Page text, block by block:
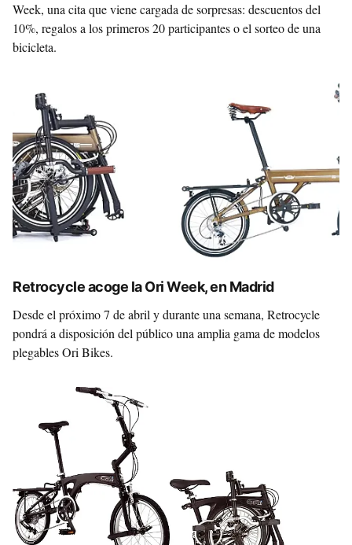
Week, una cita que viene cargada de sorpresas: descuentos del
10%, regalos a los primeros 20 participantes o el sorteo de una
bicicleta.
Retrocycle acoge la Ori Week, en Madrid
Desde el próximo 7 de abril y durante una semana, Retrocycle
pondrá a disposición del público una amplia gama de modelos
plegables Ori Bikes.